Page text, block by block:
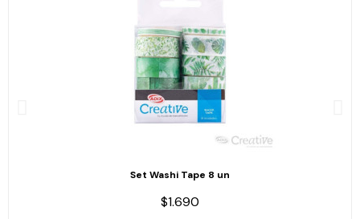
Set Washi Tape 8 un
$1.690